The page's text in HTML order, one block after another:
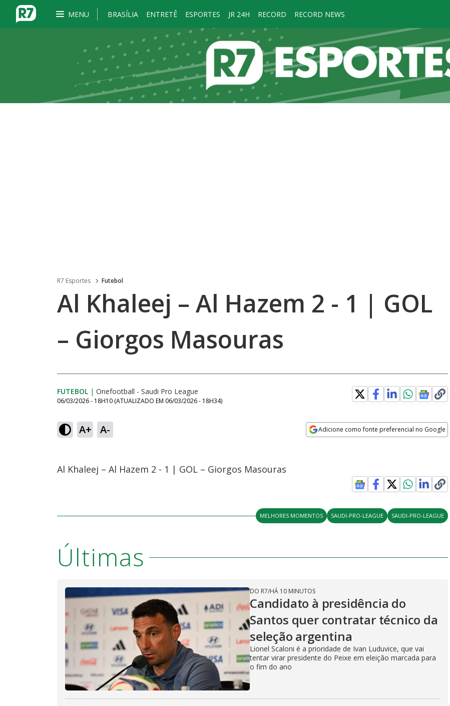
MENU BRASÍLIA ENTRETÊ ESPORTES JR 24H RECORD RECORD NEWS
R7 Esportes Futebol
Al Khaleej – Al Hazem 2 - 1 | GOL
– Giorgos Masouras
FUTEBOL | Onefootball - Saudi Pro League
06/03/2026 - 18H10 (ATUALIZADO EM 06/03/2026 - 18H34)
A+ A- Adicione como fonte preferencial no Google
Al Khaleej – Al Hazem 2 - 1 | GOL – Giorgos Masouras
MELHORES MOMENTOS SAUDI-PRO-LEAGUE SAUDI-PRO-LEAGUE
Últimas
DO R7/HÁ 10 MINUTOS
Candidato à presidência do
Santos quer contratar técnico da
seleção argentina
Lionel Scaloni é a prioridade de Ivan Luduvice, que vai
tentar virar presidente do Peixe em eleição marcada para
o fim do ano